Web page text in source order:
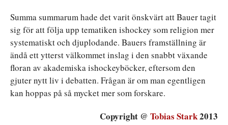
Summa summarum hade det varit önskvärt att Bauer tagit
sig för att följa upp tematiken ishockey som religion mer
systematiskt och djuplodande. Bauers framställning är
ändå ett ytterst välkommet inslag i den snabbt växande
floran av akademiska ishockeyböcker, eftersom den
gjuter nytt liv i debatten. Frågan är om man egentligen
kan hoppas på så mycket mer som forskare.
Copyright @ Tobias Stark2013